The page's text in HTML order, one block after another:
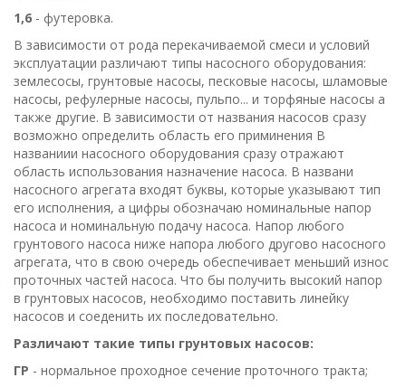
1,6 - футеровка.
В зависимости от рода перекачиваемой смеси и условий
эксплуатации различают типы насосного оборудования:
землесосы, грунтовые насосы, песковые насосы, шламовые
насосы, рефулерные насосы, пульпо... и торфяные насосы а
также другие. В зависимости от названия насосов сразу
возможно определить область его приминения В
названиии насосного оборудования сразу отражают
область использования назначение насоса. В названи
насосного агрегата входят буквы, которые указывают тип
его исполнения, а цифры обозначаю номинальные напор
насоса и номинальную подачу насоса. Напор любого
грунтового насоса ниже напора любого другово насосного
агрегата, что в свою очередь обеспечивает меньший износ
проточных частей насоса. Что бы получить высокий напор
в грунтовых насосов, необходимо поставить линейку
насосов и соеденить их последовательно.
Различают такие типы грунтовых насосов:
ГР - нормальное проходное сечение проточного тракта;